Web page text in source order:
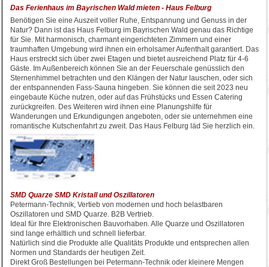
Das Ferienhaus im Bayrischen Wald mieten - Haus Felburg
Benötigen Sie eine Auszeit voller Ruhe, Entspannung und Genuss in der
Natur? Dann ist das Haus Felburg im Bayrischen Wald genau das Richtige
für Sie. Mit harmonisch, charmant eingerichteten Zimmern und einer
traumhaften Umgebung wird ihnen ein erholsamer Aufenthalt garantiert. Das
Haus erstreckt sich über zwei Etagen und bietet ausreichend Platz für 4-6
Gäste. Im Außenbereich können Sie an der Feuerschale genüsslich den
Sternenhimmel betrachten und den Klängen der Natur lauschen, oder sich
der entspannenden Fass-Sauna hingeben. Sie können die seit 2023 neu
eingebaute Küche nutzen, oder auf das Frühstücks und Essen Catering
zurückgreifen. Des Weiteren wird ihnen eine Planungshilfe für
Wanderungen und Erkundigungen angeboten, oder sie unternehmen eine
romantische Kutschenfahrt zu zweit. Das Haus Felburg läd Sie herzlich ein.
SMD Quarze SMD Kristall und Oszillatoren
Petermann-Technik, Vertieb von modernen und hoch belastbaren
Oszillatoren und SMD Quarze. B2B Vertrieb.
Ideal für Ihre Elektronischen Bauvorhaben. Alle Quarze und Oszillatoren
sind lange erhältlich und schnell lieferbar.
Natürlich sind die Produkte alle Qualitäts Produkte und entsprechen allen
Normen und Standards der heutigen Zeit.
Direkt Groß Bestellungen bei Petermann-Technik oder kleinere Mengen